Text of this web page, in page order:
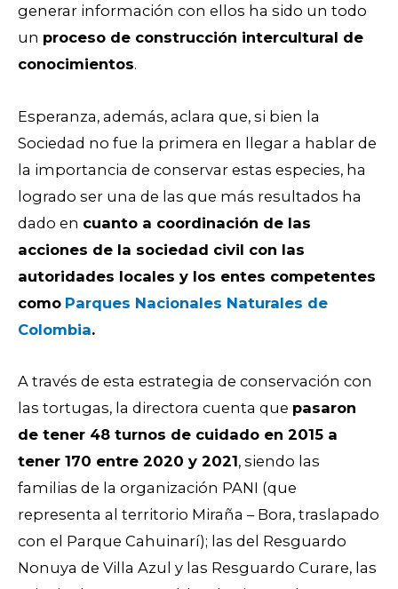
generar información con ellos ha sido un todo
un proceso de construcción intercultural de
conocimientos.
Esperanza, además, aclara que, si bien la
Sociedad no fue la primera en llegar a hablar de
la importancia de conservar estas especies, ha
logrado ser una de las que más resultados ha
dado en cuanto a coordinación de las
acciones de la sociedad civil con las
autoridades locales y los entes competentes
como Parques Nacionales Naturales de
Colombia.
A través de esta estrategia de conservación con
las tortugas, la directora cuenta que pasaron
de tener 48 turnos de cuidado en 2015 a
tener 170 entre 2020 y 2021, siendo las
familias de la organización PANI (que
representa al territorio Miraña – Bora, traslapado
con el Parque Cahuinarí); las del Resguardo
Nonuya de Villa Azul y las Resguardo Curare, las